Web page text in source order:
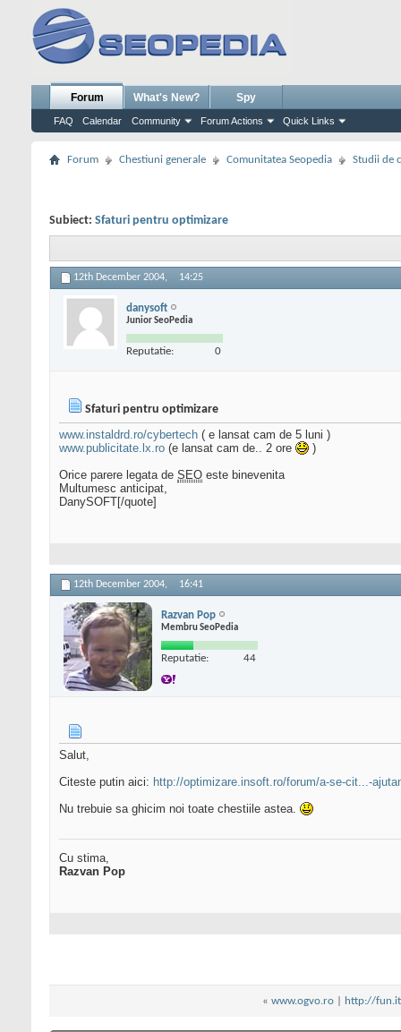
Forum
FAQ Calendar Community Forum Actions Quick Links
What's New? Spy
Forum Chestiuni generale Comunitatea Seopedia Studii de
Subiect: Sfaturi pentru optimizare
12th December 2004, 14:25
danysoft
Junior SeoPedia
Reputatie: 0
Sfaturi pentru optimizare
www.instaldrd.ro/cybertech ( e lansat cam de 5 luni )
www.publicitate.lx.ro (e lansat cam de.. 2 ore
)
Orice parere legata de SEO este binevenita
Multumesc anticipat,
DanySOFT[/quote]
12th December 2004, 16:41
Razvan Pop
Membru SeoPedia
Reputatie: 44
Salut,
Citeste putin aici: http://optimizare.insoft.ro/forum/a-se-cit...-
Nu trebuie sa ghicim noi toate chestiile astea.
Cu stima,
Razvan Pop
« www.ogvo.ro| http://